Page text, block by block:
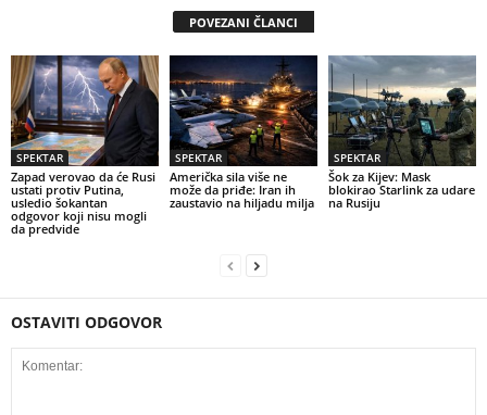
POVEZANI ČLANCI
SPEKTAR
Zapad verovao da će Rusi
ustati protiv Putina,
usledio šokantan
odgovor koji nisu mogli
da predvide
SPEKTAR
Američka sila više ne
može da priđe: Iran ih
zaustavio na hiljadu milja
SPEKTAR
Šok za Kijev: Mask
blokirao Starlink za udare
na Rusiju
OSTAVITI ODGOVOR